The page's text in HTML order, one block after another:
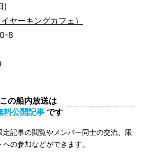
)
ヤーキングカフェ）
8
この船内放送は
料公開記事 です
定記事の閲覧やメンバー同士の交流、限
への参加などができます。